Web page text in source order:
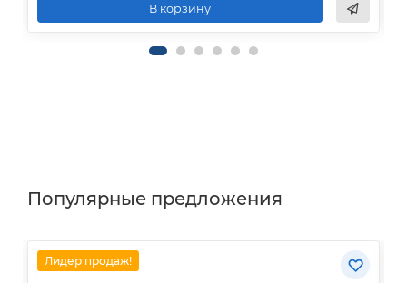
В корзину
Популярные предложения
Лидер продаж!